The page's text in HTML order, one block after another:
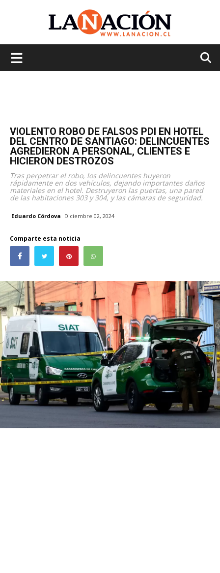
VIOLENTO ROBO DE FALSOS PDI EN HOTEL
DEL CENTRO DE SANTIAGO: DELINCUENTES
AGREDIERON A PERSONAL, CLIENTES E
HICIERON DESTROZOS
Tras perpetrar el robo, los delincuentes huyeron
rápidamente en dos vehículos, dejando importantes daños
materiales en el hotel. Destruyeron las puertas, una pared
de las habitaciones 303 y 304, y las cámaras de seguridad.
Eduardo Córdova Diciembre 02, 2024
Comparte esta noticia